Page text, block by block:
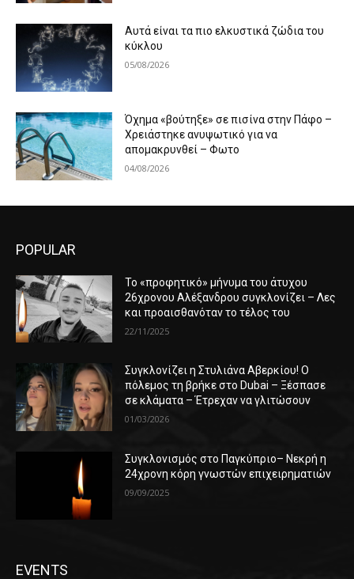
Αυτά είναι τα πιο ελκυστικά ζώδια του
κύκλου
05/08/2026
Όχημα «βούτηξε» σε πισίνα στην Πάφο –
Χρειάστηκε ανυψωτικό για να
απομακρυνθεί – Φωτο
04/08/2026
POPULAR
Το «προφητικό» μήνυμα του άτυχου
26χρονου Αλέξανδρου συγκλονίζει – Λες
και προαισθανόταν το τέλος του
22/11/2025
Συγκλονίζει η Στυλιάνα Αβερκίου! Ο
πόλεμος τη βρήκε στο Dubai – Ξέσπασε
σε κλάματα – Έτρεχαν να γλιτώσουν
01/03/2026
Συγκλονισμός στο Παγκύπριο– Νεκρή η
24χρονη κόρη γνωστών επιχειρηματιών
09/09/2025
EVENTS